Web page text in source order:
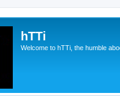
hTTi
Welcome to hTTi, the humble